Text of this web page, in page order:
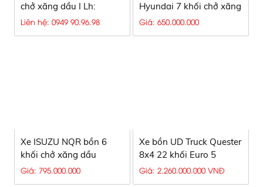
chở xăng dầu I Lh:
0949909698
Liên hệ: 0949 90.96.98
Hyundai 7 khối chở xăng
dầu
Giá: 650.000.000
Xe ISUZU NQR bồn 6
khối chở xăng dầu
Giá: 795.000.000
Xe bồn UD Truck Quester
8x4 22 khối Euro 5
Giá: 2.260.000.000 VNĐ